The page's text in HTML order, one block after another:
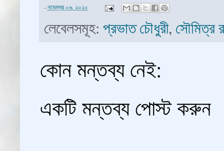
-নভেম্বর ০৬, ২০২০
লেবেলসমূহ: প্রভাত চৌধুরী, সৌমিত্র
কোন মন্তব্য নেই:
একটি মন্তব্য পোস্ট করুন